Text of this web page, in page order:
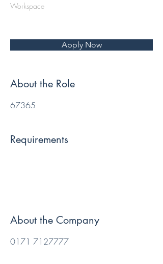
Workspace
Apply Now
About the Role
67365
Requirements
About the Company
0171 7127777